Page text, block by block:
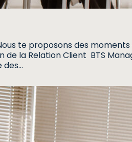
te proposons des
de la Relation Client BTS
des…